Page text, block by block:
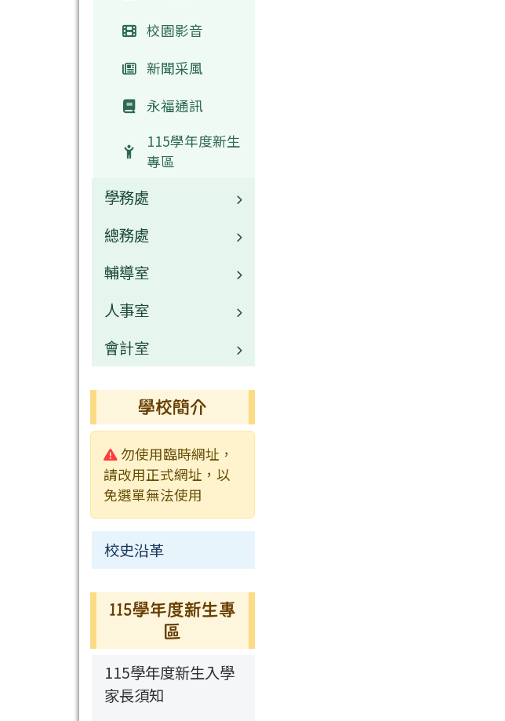
校園影音
新聞采風
永福通訊
115學年度新生
專區
學務處
業務職掌
校園公告
常用連結
活動相簿
榮譽榜
行事曆
總務處
業務職掌
校園公告
常用連結
活動相簿
行事曆
檔案下載
輔導室
業務職掌
校園公告
常用連結
活動相簿
榮譽榜
行事曆
人事室
業務職掌
校園公告
常用連結
會計室
業務職掌
校園公告
常用連結
學校簡介
警告:
勿使用臨時網址，
請改用正式網址，以
免選單無法使用
校史沿革
115學年度新生專
區
115學年度新生入學
家長須知